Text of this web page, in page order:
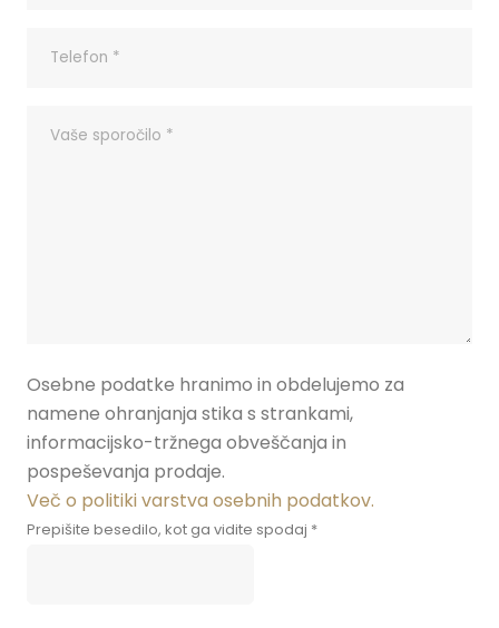
Osebne podatke hranimo in obdelujemo za
namene ohranjanja stika s strankami,
informacijsko-tržnega obveščanja in
pospeševanja prodaje.
Več o politiki varstva osebnih podatkov.
Prepišite besedilo, kot ga vidite spodaj *